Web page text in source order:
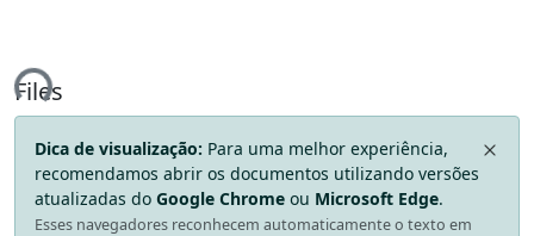
Files
Dica de visualização: Para uma melhor experiência,
recomendamos abrir os documentos utilizando versões
atualizadas do Google Chrome ou Microsoft Edge.
Esses navegadores reconhecem automaticamente o texto em